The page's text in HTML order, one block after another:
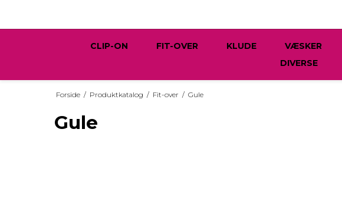
CLIP-ON FIT-OVER KLUDE VÆSKER
DIVERSE
Forside / Produktkatalog / Fit-over / Gule
Gule